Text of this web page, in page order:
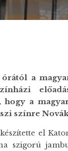
órától a
hogy a
színre
el
szigorú